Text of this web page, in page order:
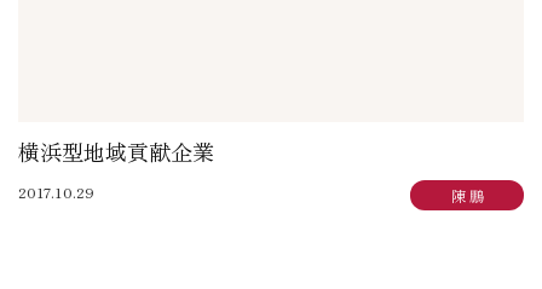
横浜型地域貢献企業
2017.10.29 陳 鵬